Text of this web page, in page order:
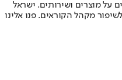
על מוצרים ושירותים. ישראל
מקהל הקוראים. פנו אלינו